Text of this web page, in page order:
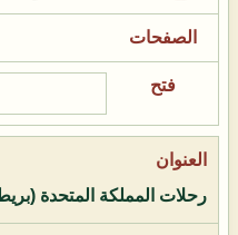
رحلات المملكة المتحدة